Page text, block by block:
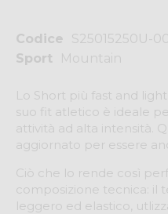
Codice S25015250U-
Sport
Mountain
Lo Short più fast and
suo fit atletico è ideale
attività ad alta intensità.
aggiornato per essere
Ciò che lo rende così
composizione tecnica: il
leggero ed elastico,